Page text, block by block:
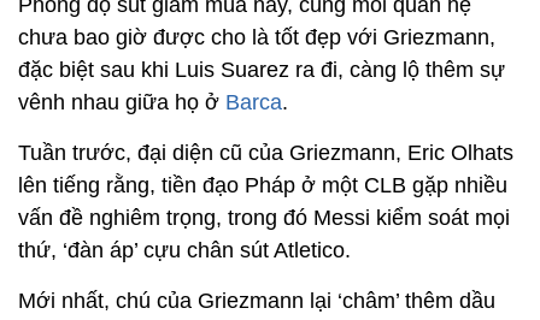
Phong độ sút giảm mùa này, cùng mối quan hệ
chưa bao giờ được cho là tốt đẹp với Griezmann,
đặc biệt sau khi Luis Suarez ra đi, càng lộ thêm sự
vênh nhau giữa họ ở Barca.
Tuần trước, đại diện cũ của Griezmann, Eric Olhats
lên tiếng rằng, tiền đạo Pháp ở một CLB gặp nhiều
vấn đề nghiêm trọng, trong đó Messi kiểm soát mọi
thứ, ‘đàn áp’ cựu chân sút Atletico.
Mới nhất, chú của Griezmann lại ‘châm’ thêm dầu